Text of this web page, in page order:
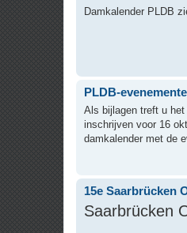
Damkalender PLDB
PLDB-
Als bijlagen treft u het
inschrijven voor 16
damkalender met de
15e Saarbrücken
Saarbrücken